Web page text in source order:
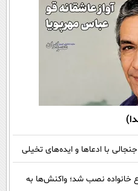
با ادعاها و ایده‌های تخیلی
خانواده نصب شد؛ واکنش‌ها به